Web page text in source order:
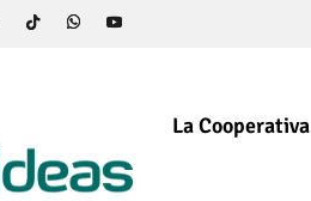
La Cooperativa